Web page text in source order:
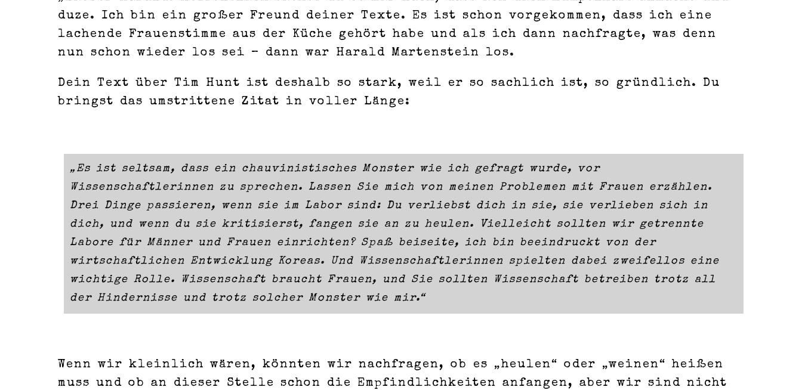
duze. Ich bin ein großer Freund deiner Texte. Es ist schon vorgekommen, dass ich eine
lachende Frauenstimme aus der Küche gehört habe und als ich dann nachfragte, was denn
nun schon wieder los sei – dann war Harald Martenstein los.
Dein Text über Tim Hunt ist deshalb so stark, weil er so sachlich ist, so gründlich. Du
bringst das umstrittene Zitat in voller Länge:
„Es ist seltsam, dass ein chauvinistisches Monster wie ich gefragt wurde, vor
Wissenschaftlerinnen zu sprechen. Lassen Sie mich von meinen Problemen mit Frauen erzählen.
Drei Dinge passieren, wenn sie im Labor sind: Du verliebst dich in sie, sie verlieben sich in
dich, und wenn du sie kritisierst, fangen sie an zu heulen. Vielleicht sollten wir getrennte
Labore für Männer und Frauen einrichten? Spaß beiseite, ich bin beeindruckt von der
wirtschaftlichen Entwicklung Koreas. Und Wissenschaftlerinnen spielten dabei zweifellos eine
wichtige Rolle. Wissenschaft braucht Frauen, und Sie sollten Wissenschaft betreiben trotz all
der Hindernisse und trotz solcher Monster wie mir.“
Wenn wir kleinlich wären, könnten wir nachfragen, ob es „heulen“ oder „weinen“ heißen
muss und ob an dieser Stelle schon die Empfindlichkeiten anfangen, aber wir sind nicht